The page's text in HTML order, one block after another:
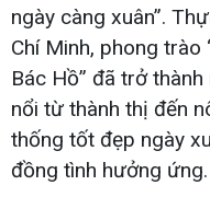
ngày càng xuân”.
Chí Minh, phong
Bác Hồ” đã trở
nổi từ thành thị đến
thống tốt đẹp ngày
đồng tình hưởng ứng.